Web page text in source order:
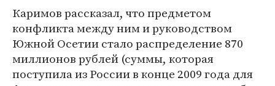
Каримов рассказал, что предметом
конфликта между ним и руководством
Южной Осетии стало распределение 870
миллионов рублей (суммы, которая
поступила из России в конце 2009 года для